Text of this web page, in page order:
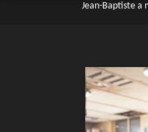
Jean-Baptiste a